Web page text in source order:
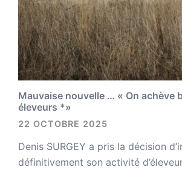
Mauvaise nouvelle … « On achève
éleveurs *»
22 OCTOBRE 2025
Denis SURGEY a pris la décision
définitivement son activité